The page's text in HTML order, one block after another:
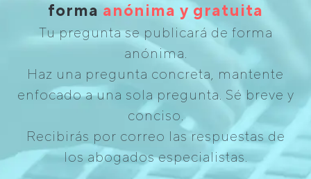
forma anónima y gratuita
Tu pregunta se publicará de forma
anónima.
Haz una pregunta concreta, mantente
enfocado a una sola pregunta. Sé breve y
conciso.
Recibirás por correo las respuestas de
los abogados especialistas.